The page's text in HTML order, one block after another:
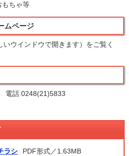
ちゃ等
ムページ
いウインドウで開きます） をご覧く
電話 0248(21)5833
ラシ PDF形式／1.63MB